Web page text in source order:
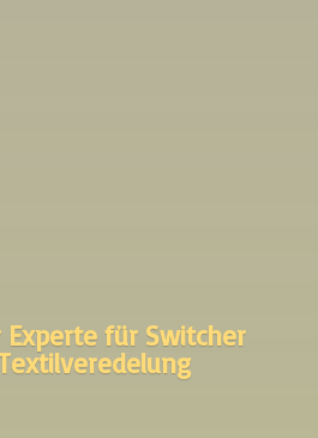
Experte für Switcher